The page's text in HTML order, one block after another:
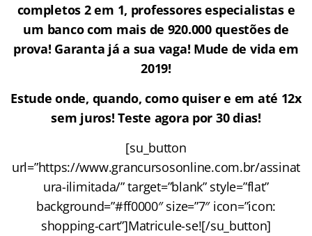
completos 2 em 1, professores especialistas e
um banco com mais de 920.000 questões de
prova! Garanta já a sua vaga! Mude de vida em
2019!
Estude onde, quando, como quiser e em até 12x
sem juros! Teste agora por 30 dias!
[su_button
url=”https://www.grancursosonline.com.br/assinat
ura-ilimitada/” target=”blank” style=”flat”
background=”#ff0000″ size=”7″ icon=”icon:
shopping-cart”]Matricule-se![/su_button]